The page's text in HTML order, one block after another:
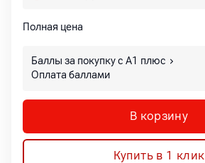
Полная цена
Баллы за покупку с А1 плюс
Оплата баллами
В корзину
Купить в 1 клик